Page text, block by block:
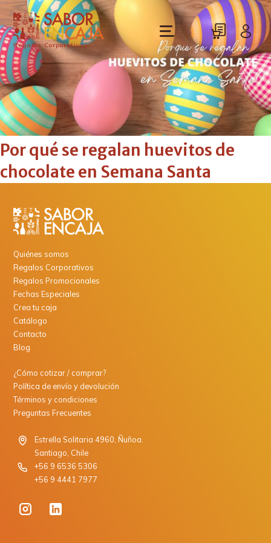
Regalos Corporativos
Por qué se regalan huevitos de
chocolate en Semana Santa
Quiénes somos
Regalos Corporativos
Regalos Promocionales
Fechas Especiales
Crea tu caja
Catálogo
Contacto
Blog
¿Cómo cotizar / comprar?
Política de envío y devolución
Términos y condiciones
Preguntas Frecuentes
Estrella Solitaria 4960, Ñuñoa.
Santiago, Chile
+56 9 6536 5306
+56 9 4441 7977